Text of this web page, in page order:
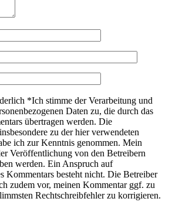
*Ich stimme der Verarbeitung und
Daten zu, die durch das
übertragen werden. Die
zu der hier verwendeten
ich zur Kenntnis genommen. Mein
Veröffentlichung von den Betreibern
werden. Ein Anspruch auf
Kommentars besteht nicht. Die Betreiber
zudem vor, meinen Kommentar ggf. zu
Rechtschreibfehler zu korrigieren.